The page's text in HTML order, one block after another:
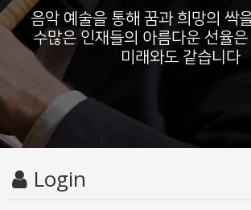
음악 예술을 통해 꿈과 희망의 싹
수많은 인재들의 아름다운 선율은
미래와도 같습니다
Login